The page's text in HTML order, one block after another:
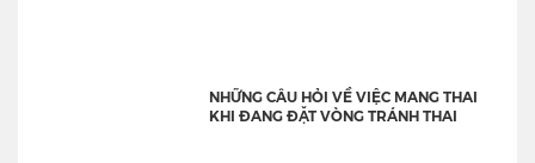
NHỮNG CÂU HỎI VỀ VIỆC MANG THAI
KHI ĐANG ĐẶT VÒNG TRÁNH THAI